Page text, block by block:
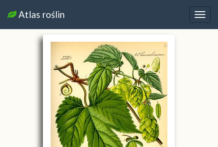
Atlas roślin